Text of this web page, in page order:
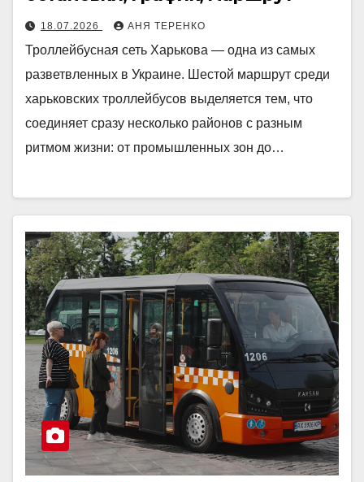
18.07.2026 АНЯ ТЕРЕНКО
Троллейбусная сеть Харькова — одна из самых
разветвленных в Украине. Шестой маршрут среди
харьковских троллейбусов выделяется тем, что
соединяет сразу несколько районов с разным
ритмом жизни: от промышленных зон до…